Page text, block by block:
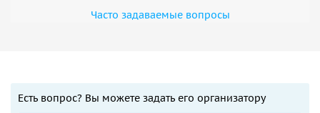
Часто задаваемые вопросы
Есть вопрос? Вы можете задать его организатору